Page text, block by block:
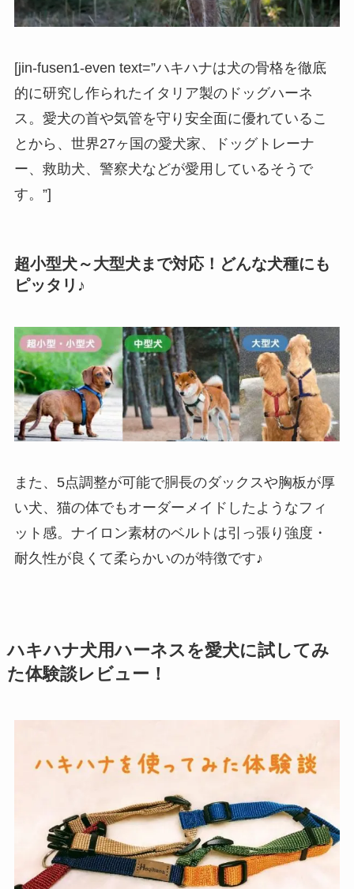
[jin-fusen1-even text=”ハキハナは犬の骨格を徹底
的に研究し作られたイタリア製のドッグハーネ
ス。愛犬の首や気管を守り安全面に優れているこ
とから、世界27ヶ国の愛犬家、ドッグトレーナ
ー、救助犬、警察犬などが愛用しているそうで
す。”]
超小型犬～大型犬まで対応！どんな犬種にも
ピッタリ♪
また、5点調整が可能で胴長のダックスや胸板が厚
い犬、猫の体でもオーダーメイドしたようなフィ
ット感。ナイロン素材のベルトは引っ張り強度・
耐久性が良くて柔らかいのが特徴です♪
ハキハナ犬用ハーネスを愛犬に試してみ
た体験談レビュー！